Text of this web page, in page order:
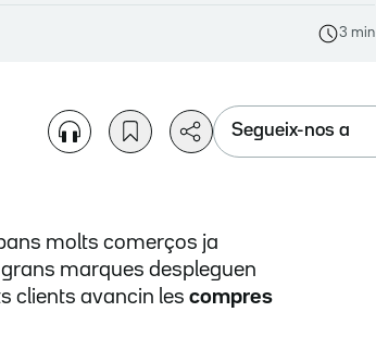
3 min
Segueix-nos a
molts comerços ja
marques despleguen
clients avancin les compres